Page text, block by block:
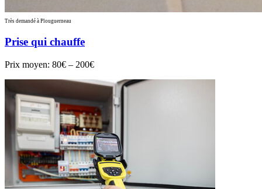
Très demandé à Plouguerneau
Prise qui chauffe
Prix moyen: 80€ – 200€